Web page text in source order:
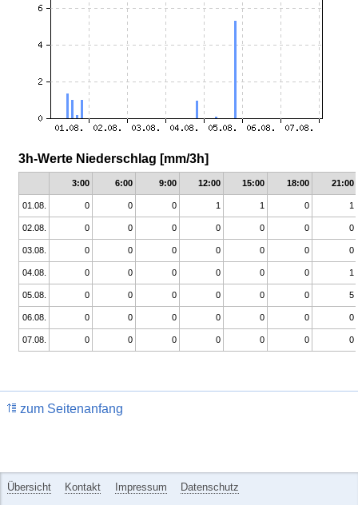
3h-Werte Niederschlag [mm/3h]
3:00 6:00 9:00 12:00 15:00 18:00 21:00
01.08. 0 0 0 1 1 0 1
02.08. 0 0 0 0 0 0 0
03.08. 0 0 0 0 0 0 0
04.08. 0 0 0 0 0 0 1
05.08. 0 0 0 0 0 0 5
06.08. 0 0 0 0 0 0 0
07.08. 0 0 0 0 0 0 0
zum Seitenanfang
Übersicht Kontakt Impressum Datenschutz